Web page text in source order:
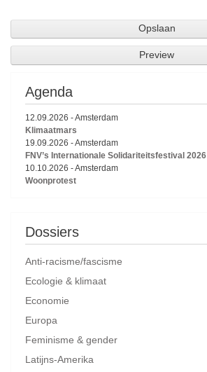
Agenda
12.09.2026 -Amsterdam
Klimaatmars
19.09.2026 -Amsterdam
FNV’s Internationale Solidariteitsfestival 2026
10.10.2026 -Amsterdam
Woonprotest
Dossiers
Anti-racisme/fascisme
Ecologie & klimaat
Economie
Europa
Feminisme & gender
Latijns-Amerika